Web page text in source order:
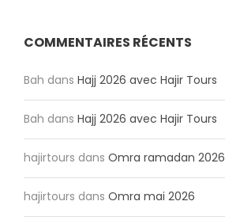
COMMENTAIRES RÉCENTS
Bah dans Hajj 2026 avec Hajir Tours
Bah dans Hajj 2026 avec Hajir Tours
hajirtours dans Omra ramadan 2026
hajirtours dans Omra mai 2026